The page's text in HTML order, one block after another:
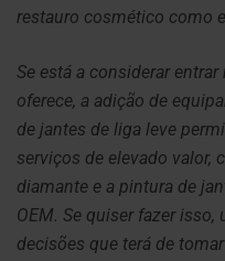
restauro cosmético como
Se está a considerar
oferece, a adição de
de jantes de liga leve
serviços de elevado valor,
diamante e a pintura de
OEM. Se quiser fazer
decisões que terá de